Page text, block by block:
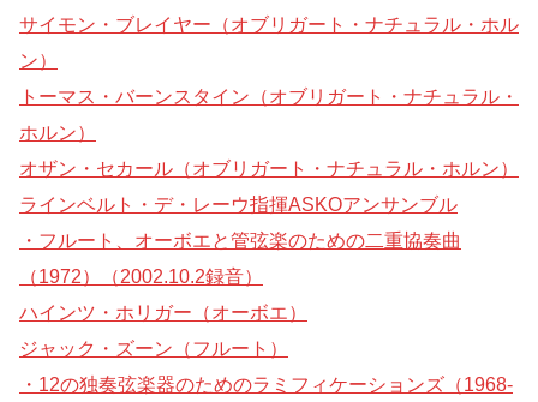
サイモン・ブレイヤー（オブリガート・ナチュラル・ホル
ン）
トーマス・バーンスタイン（オブリガート・ナチュラル・
ホルン）
オザン・セカール（オブリガート・ナチュラル・ホルン）
ラインベルト・デ・レーウ指揮ASKOアンサンブル
・フルート、オーボエと管弦楽のための二重協奏曲
（1972）（2002.10.2録音）
ハインツ・ホリガー（オーボエ）
ジャック・ズーン（フルート）
・12の独奏弦楽器のためのラミフィケーションズ（1968-